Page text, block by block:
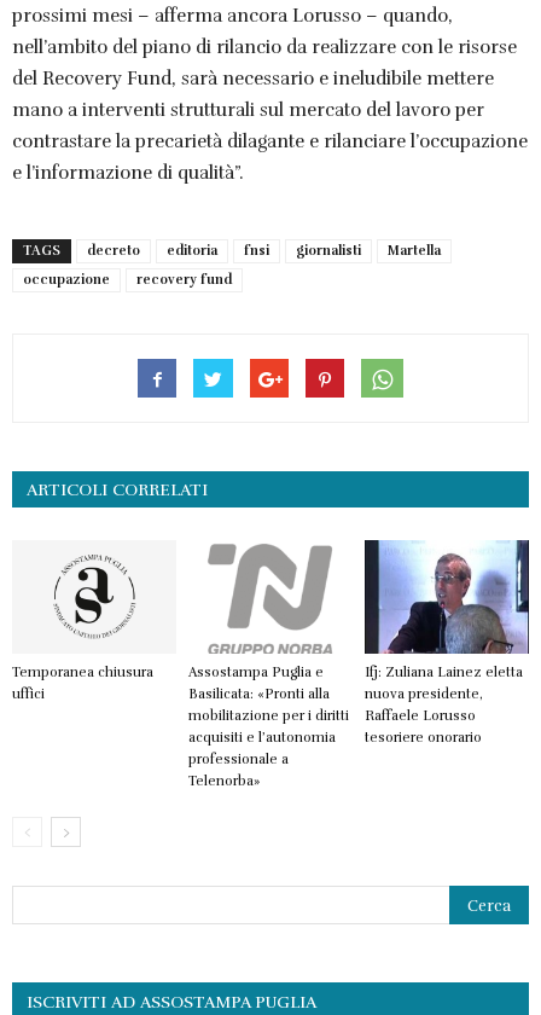
prossimi mesi – afferma ancora Lorusso – quando,
nell’ambito del piano di rilancio da realizzare con le risorse
del Recovery Fund, sarà necessario e ineludibile mettere
mano a interventi strutturali sul mercato del lavoro per
contrastare la precarietà dilagante e rilanciare l’occupazione
e l’informazione di qualità”.
TAGS decreto editoria fnsi giornalisti
Martella
occupazione
recovery fund
ARTICOLI CORRELATI
Temporanea chiusura
uffici
Assostampa Puglia e
Basilicata: «Pronti alla
mobilitazione per i diritti
acquisiti e l’autonomia
professionale a
Telenorba»
Ifj: Zuliana Lainez eletta
nuova presidente,
Raffaele Lorusso
tesoriere onorario
ISCRIVITI AD ASSOSTAMPA PUGLIA